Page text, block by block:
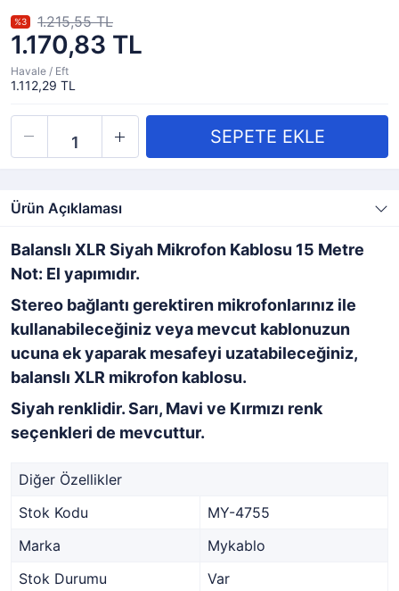
1.170,83 TL
%3 1.215,55 TL
Havale / Eft
1.112,29 TL
Ürün Açıklaması
Balanslı XLR Siyah Mikrofon Kablosu 15 Metre
Not: El yapımıdır.
Stereo bağlantı gerektiren mikrofonlarınız ile
kullanabileceğiniz veya mevcut kablonuzun
ucuna ek yaparak mesafeyi uzatabileceğiniz,
balanslı XLR mikrofon kablosu.
Siyah renklidir. Sarı, Mavi ve Kırmızı renk
seçenkleri de mevcuttur.
Diğer Özellikler
Stok Kodu
MY-4755
Marka
Mykablo
Stok Durumu
Var